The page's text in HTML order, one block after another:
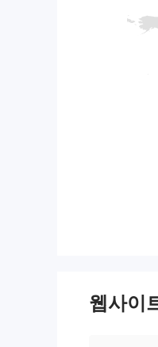
웹사이